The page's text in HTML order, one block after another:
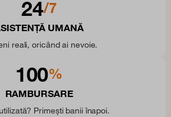
24/7
UMANĂ
reali, oricând ai nevoie.
100%
RAMBURSARE
Primești banii înapoi.